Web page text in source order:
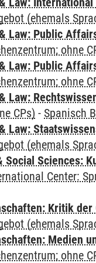
(ehemals
Law: Public
ohne
Law: Public
ohne
Law:
CPs) - Spanisch
Law:
(ehemals
Social Sciences:
Center:
Kritik
(ehemals
Medien
ohne